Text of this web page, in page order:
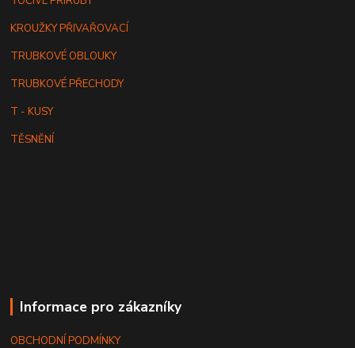
KROUŽKY PŘIVAŘOVACÍ
TRUBKOVÉ OBLOUKY
TRUBKOVÉ PŘECHODY
T - KUSY
TĚSNĚNÍ
Informace pro zákazníky
OBCHODNÍ PODMÍNKY